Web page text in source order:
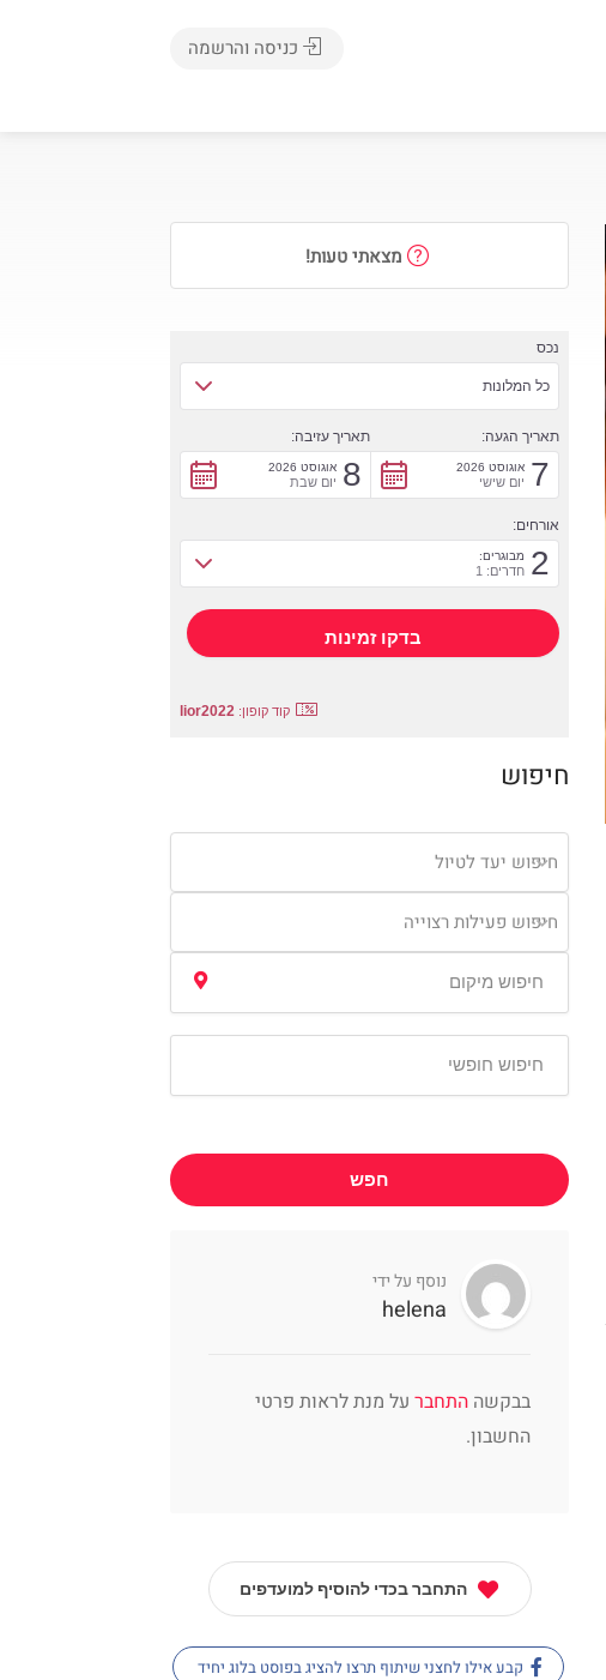
כניסה והרשמה
מצאתי טעות!
נכס
כל המלונות
תאריך הגעה:
7 אוגוסט 2026
יום שישי
תאריך עזיבה:
8 אוגוסט 2026
יום שבת
אורחים:
2 מבוגרים:
חדרים: 1
קוד קופון: lior2022
חיפוש
חיפוש יעד לטיול
חיפוש פעילות רצוייה
חפש
נוסף על ידי
helena
בבקשה התחבר על מנת לראות פרטי
החשבון.
התחבר בכדי להוסיף למועדפים
קבע אילו לחצני שיתוף תרצו להציג בפוסט בלוג יחיד